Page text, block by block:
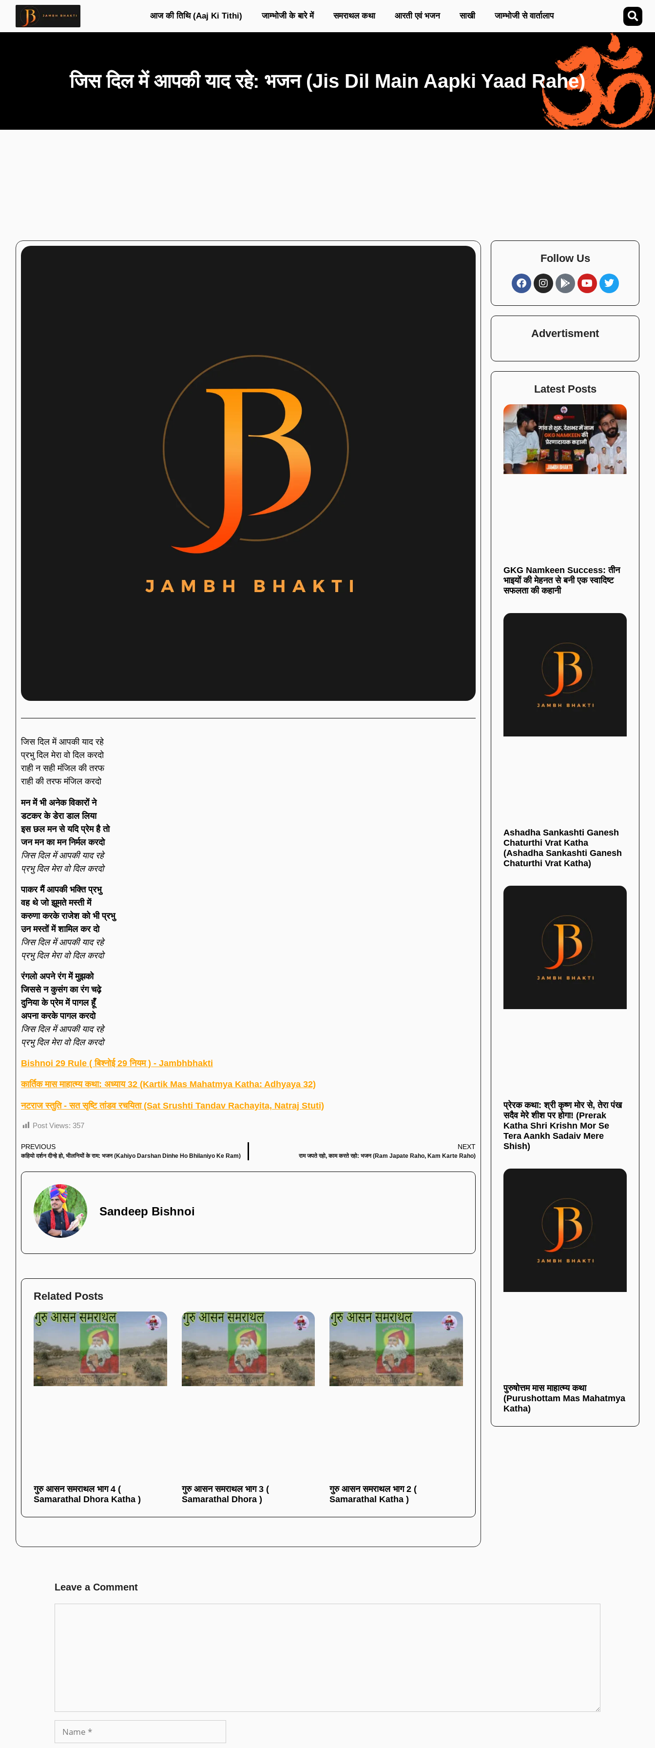
आज की तिथि (Aaj Ki Tithi) जाम्भोजी के बारे में समराथल कथा आरती एवं भजन साखी जाम्भोजी से वार्तालाप
जिस दिल में आपकी याद रहे: भजन (Jis Dil Main Aapki Yaad Rahe)
जिस दिल में आपकी याद रहे
प्रभु दिल मेरा वो दिल करदो
राही न सही मंजिल की तरफ
राही की तरफ मंजिल करदो
मन में भी अनेक विकारों ने
डटकर के डेरा डाल लिया
इस छल मन से यदि प्रेम है तो
जन मन का मन निर्मल करदो
जिस दिल में आपकी याद रहे
प्रभु दिल मेरा वो दिल करदो
पाकर मैं आपकी भक्ति प्रभु
वह थे जो झूमते मस्ती में
करुणा करके राजेश को भी प्रभु
उन मस्तों में शामिल कर दो
जिस दिल में आपकी याद रहे
प्रभु दिल मेरा वो दिल करदो
रंगलो अपने रंग में मुझको
जिससे न कुसंग का रंग चढ़े
दुनिया के प्रेम में पागल हूँ
अपना करके पागल करदो
जिस दिल में आपकी याद रहे
प्रभु दिल मेरा वो दिल करदो
Bishnoi 29 Rule ( बिश्नोई 29 नियम ) - Jambhbhakti
कार्तिक मास माहात्म्य कथा: अध्याय 32 (Kartik Mas Mahatmya Katha: Adhyaya 32)
नटराज स्तुति - सत सृष्टि तांडव रचयिता (Sat Srushti Tandav Rachayita, Natraj Stuti)
Post Views: 357
PREVIOUS
कहियो दर्शन दीन्हे हो, भीलनियों के राम: भजन (Kahiyo Darshan Dinhe Ho Bhilaniyo Ke Ram)
NEXT
राम जपते रहो, काम करते रहो: भजन (Ram Japate Raho, Kam Karte Raho)
Sandeep Bishnoi
Related Posts
गुरु आसन समराथल भाग 4 (
Samarathal Dhora Katha )
गुरु आसन समराथल भाग 3 (
Samarathal Dhora )
गुरु आसन समराथल भाग 2 (
Samarathal Katha )
Follow Us
Advertisment
Latest Posts
GKG Namkeen Success: तीन
भाइयों की मेहनत से बनी एक स्वादिष्ट
सफलता की कहानी
Ashadha Sankashti Ganesh
Chaturthi Vrat Katha
(Ashadha Sankashti Ganesh
Chaturthi Vrat Katha)
प्रेरक कथा: श्री कृष्ण मोर से, तेरा पंख
सदैव मेरे शीश पर होगा! (Prerak
Katha Shri Krishn Mor Se
Tera Aankh Sadaiv Mere
Shish)
पुरुषोत्तम मास माहात्म्य कथा
(Purushottam Mas Mahatmya
Katha)
Leave a Comment